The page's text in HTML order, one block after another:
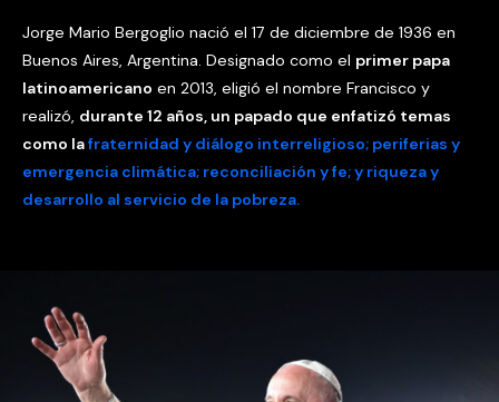
Jorge Mario Bergoglio nació el 17 de diciembre de 1936 en
Buenos Aires, Argentina. Designado como el primer papa
latinoamericano en 2013, eligió el nombre Francisco y
realizó, durante 12 años, un papado que enfatizó temas
como lafraternidad y diálogo interreligioso; periferias y
emergencia climática; reconciliación y fe; y riqueza y
desarrollo al servicio de la pobreza.